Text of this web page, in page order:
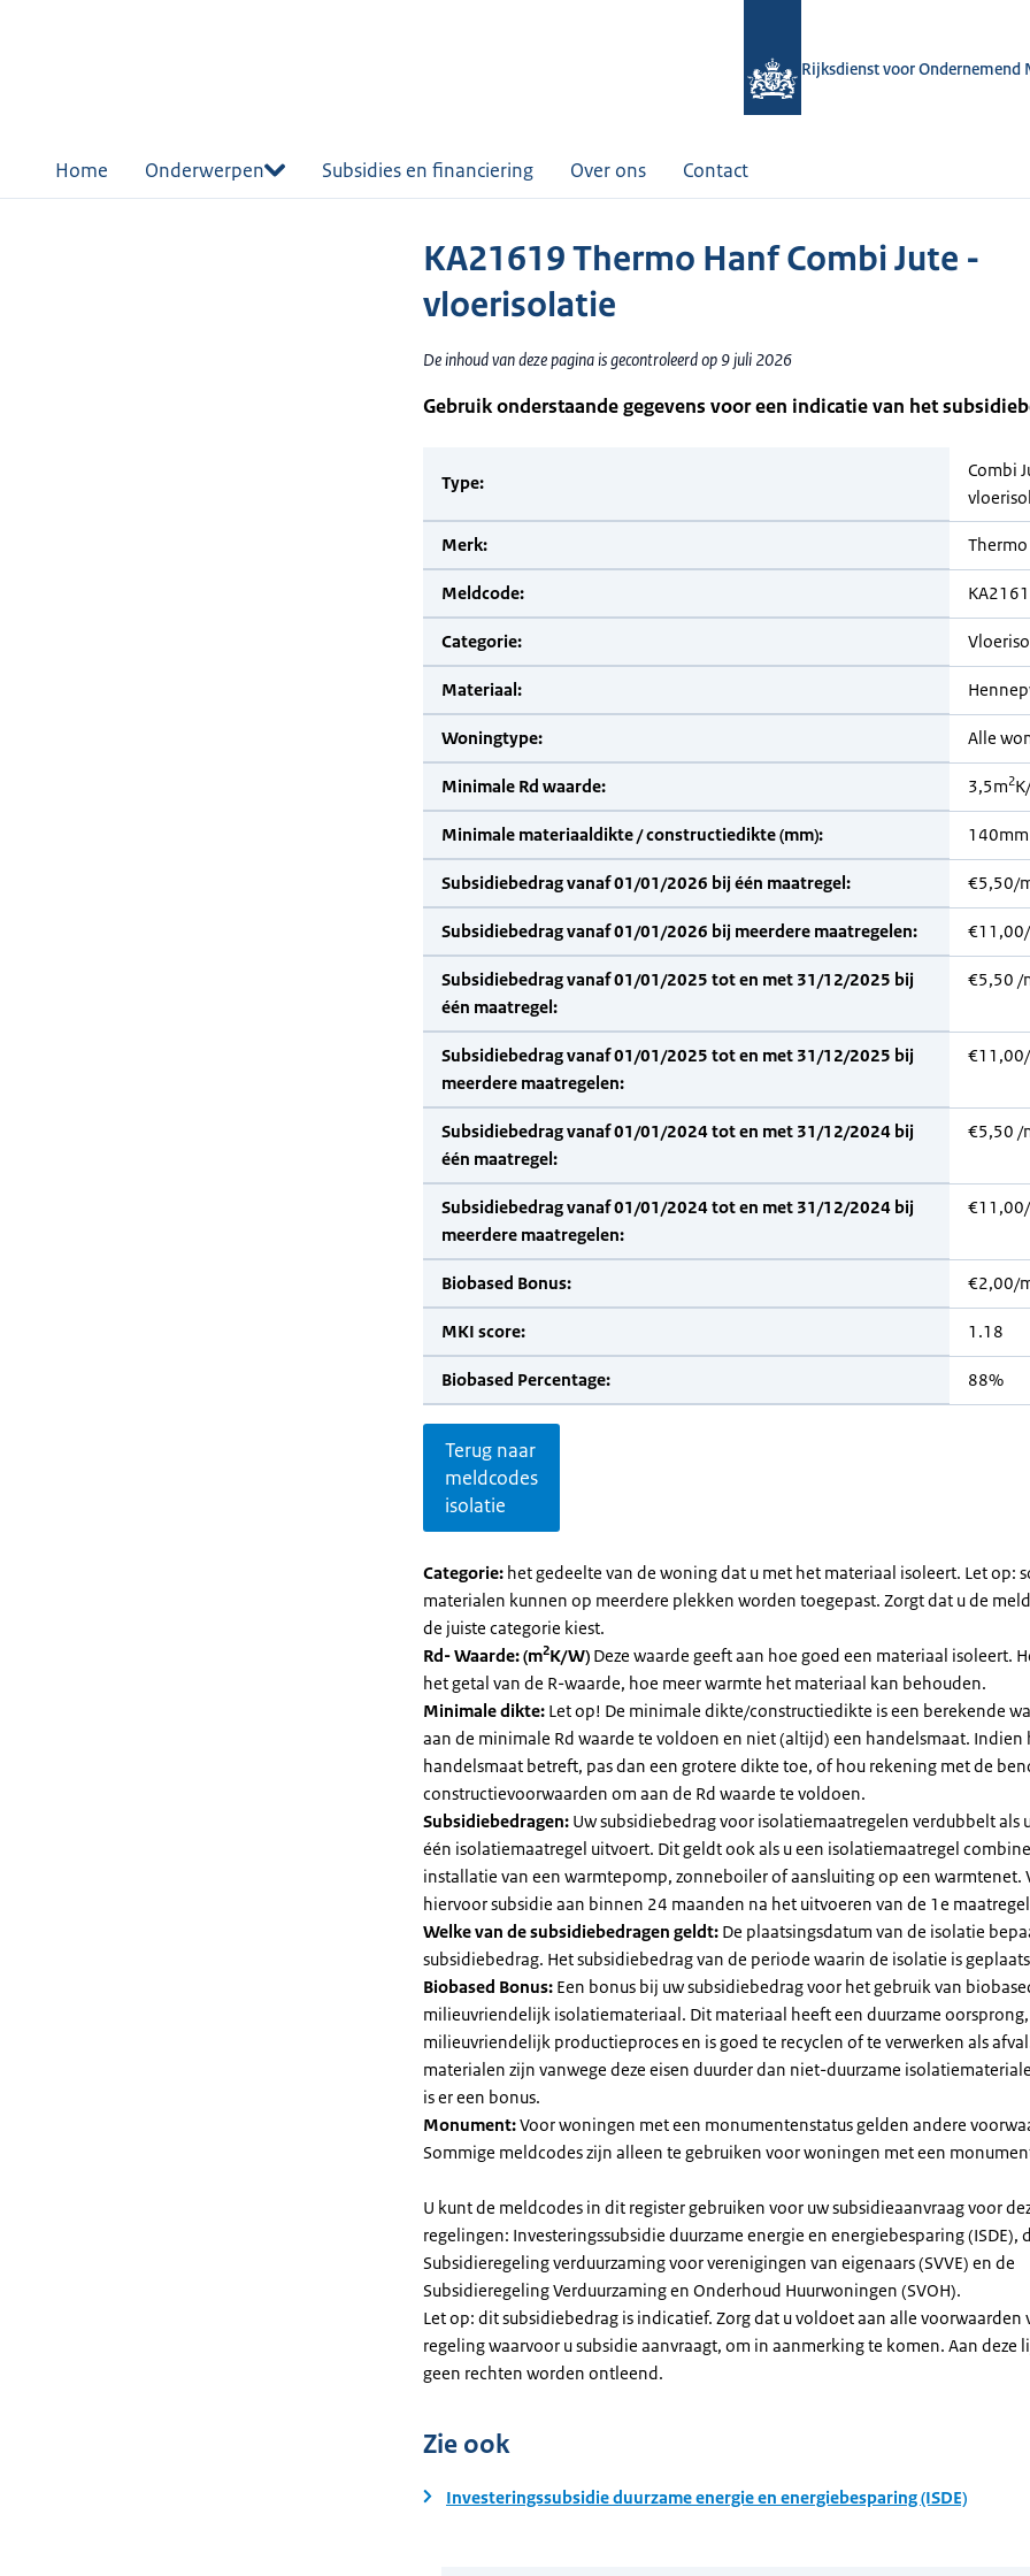
Rijksdienst voor Ondernemend
Home Onderwerpen Subsidies en financiering Over ons Contact
KA21619 Thermo Hanf Combi Jute -
vloerisolatie
De inhoud van deze pagina is gecontroleerd op 9 juli 2026
Gebruik onderstaande gegevens voor een indicatie van het
Type:
Combi
Merk:
Meldcode:
Categorie:
Materiaal:
Woningtype: Alle
Minimale Rd waarde: 3,5m2
Minimale materiaaldikte / constructiedikte (mm): 140mm
Subsidiebedrag vanaf 01/01/2026 bij één maatregel: €5,50/
Subsidiebedrag vanaf 01/01/2026 bij meerdere maatregelen:
Subsidiebedrag vanaf 01/01/2025 tot en met 31/12/2025 bij
één maatregel:
€5,50 /
Subsidiebedrag vanaf 01/01/2025 tot en met 31/12/2025 bij
meerdere maatregelen:
Subsidiebedrag vanaf 01/01/2024 tot en met 31/12/2024 bij
één maatregel:
€5,50 /
Subsidiebedrag vanaf 01/01/2024 tot en met 31/12/2024 bij
meerdere maatregelen:
Biobased Bonus: €2,00/
MKI score: 1.18
Biobased Percentage: 88%
Terug naar
meldcodes
isolatie
Categorie: het gedeelte van de woning dat u met het materiaal isoleert. Let op:
materialen kunnen op meerdere plekken worden toegepast. Zorgt dat u de
de juiste categorie kiest.
Rd- Waarde: (m2K/W) Deze waarde geeft aan hoe goed een materiaal isoleert.
het getal van de R-waarde, hoe meer warmte het materiaal kan behouden.
Minimale dikte: Let op! De minimale dikte/constructiedikte is een berekende
aan de minimale Rd waarde te voldoen en niet (altijd) een handelsmaat. Indien
handelsmaat betreft, pas dan een grotere dikte toe, of hou rekening met de
constructievoorwaarden om aan de Rd waarde te voldoen.
Subsidiebedragen: Uw subsidiebedrag voor isolatiemaatregelen verdubbelt als
één isolatiemaatregel uitvoert. Dit geldt ook als u een isolatiemaatregel
installatie van een warmtepomp, zonneboiler of aansluiting op een warmtenet.
hiervoor subsidie aan binnen 24 maanden na het uitvoeren van de 1e
Welke van de subsidiebedragen geldt: De plaatsingsdatum van de isolatie
subsidiebedrag. Het subsidiebedrag van de periode waarin de isolatie is
Biobased Bonus: Een bonus bij uw subsidiebedrag voor het gebruik van
milieuvriendelijk isolatiemateriaal. Dit materiaal heeft een duurzame oorsprong,
milieuvriendelijk productieproces en is goed te recyclen of te verwerken als
materialen zijn vanwege deze eisen duurder dan niet-duurzame
is er een bonus.
Monument:Voor woningen met een monumentenstatus gelden andere
Sommige meldcodes zijn alleen te gebruiken voor woningen met een
U kunt de meldcodes in dit register gebruiken voor uw subsidieaanvraag voor
regelingen: Investeringssubsidie duurzame energie en energiebesparing (ISDE),
Subsidieregeling verduurzaming voor verenigingen van eigenaars (SVVE) en de
Subsidieregeling Verduurzaming en Onderhoud Huurwoningen (SVOH).
Let op: dit subsidiebedrag is indicatief. Zorg dat u voldoet aan alle voorwaarden
regeling waarvoor u subsidie aanvraagt, om in aanmerking te komen. Aan deze
geen rechten worden ontleend.
Zie ook
Investeringssubsidie duurzame energie en energiebesparing (ISDE)